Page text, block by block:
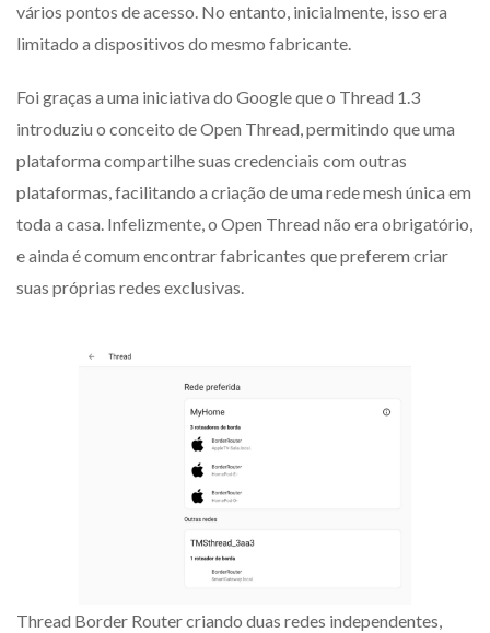
vários pontos de acesso. No entanto, inicialmente, isso era
limitado a dispositivos do mesmo fabricante.
Foi graças a uma iniciativa do Google que o Thread 1.3
introduziu o conceito de Open Thread, permitindo que uma
plataforma compartilhe suas credenciais com outras
plataformas, facilitando a criação de uma rede mesh única em
toda a casa. Infelizmente, o Open Thread não era obrigatório,
e ainda é comum encontrar fabricantes que preferem criar
suas próprias redes exclusivas.
Thread Border Router criando duas redes independentes,